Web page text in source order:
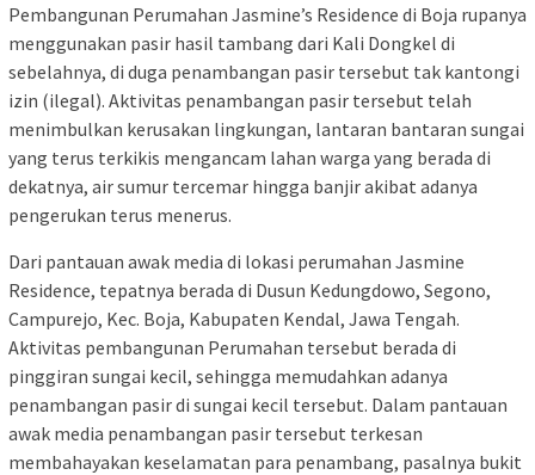
Pembangunan Perumahan Jasmine’s Residence di Boja rupanya
menggunakan pasir hasil tambang dari Kali Dongkel di
sebelahnya, di duga penambangan pasir tersebut tak kantongi
izin (ilegal). Aktivitas penambangan pasir tersebut telah
menimbulkan kerusakan lingkungan, lantaran bantaran sungai
yang terus terkikis mengancam lahan warga yang berada di
dekatnya, air sumur tercemar hingga banjir akibat adanya
pengerukan terus menerus.
Dari pantauan awak media di lokasi perumahan Jasmine
Residence, tepatnya berada di Dusun Kedungdowo, Segono,
Campurejo, Kec. Boja, Kabupaten Kendal, Jawa Tengah.
Aktivitas pembangunan Perumahan tersebut berada di
pinggiran sungai kecil, sehingga memudahkan adanya
penambangan pasir di sungai kecil tersebut. Dalam pantauan
awak media penambangan pasir tersebut terkesan
membahayakan keselamatan para penambang, pasalnya bukit